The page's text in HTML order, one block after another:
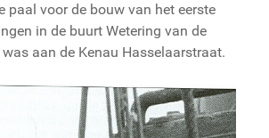
paal voor de bouw van het eerste
in de buurt Wetering van de
aan de Kenau Hasselaarstraat.